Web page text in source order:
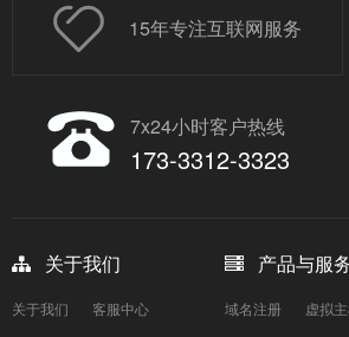
15年专注互联网服务
7x24小时客户热线
173-3312-3323
关于我们
关于我们
客服中心
产品与服
域名注册
虚拟